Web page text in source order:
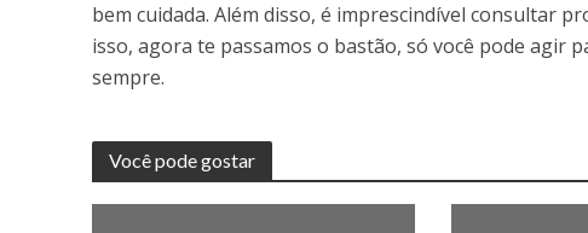
bem cuidada. Além disso, é imprescindível consultar
isso, agora te passamos o bastão, só você pode agir
sempre.
Você pode gostar